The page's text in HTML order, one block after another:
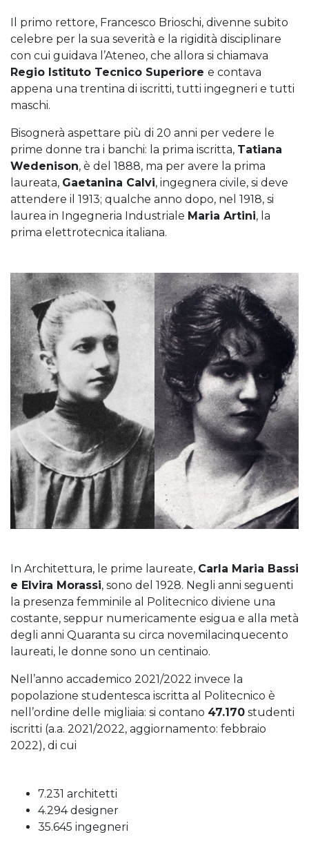
Il primo rettore, Francesco Brioschi, divenne subito
celebre per la sua severità e la rigidità disciplinare
con cui guidava l’Ateneo, che allora si chiamava
Regio Istituto Tecnico Superiore e contava
appena una trentina di iscritti, tutti ingegneri e tutti
maschi.
Bisognerà aspettare più di 20 anni per vedere le
prime donne tra i banchi: la prima iscritta, Tatiana
Wedenison, è del 1888, ma per avere la prima
laureata, Gaetanina Calvi, ingegnera civile, si deve
attendere il 1913; qualche anno dopo, nel 1918, si
laurea in Ingegneria Industriale Maria Artini, la
prima elettrotecnica italiana.
In Architettura, le prime laureate, Carla Maria Bassi
e Elvira Morassi, sono del 1928. Negli anni seguenti
la presenza femminile al Politecnico diviene una
costante, seppur numericamente esigua e alla metà
degli anni Quaranta su circa novemilacinquecento
laureati, le donne sono un centinaio.
Nell’anno accademico 2021/2022 invece la
popolazione studentesca iscritta al Politecnico è
nell’ordine delle migliaia: si contano 47.170 studenti
iscritti (a.a. 2021/2022, aggiornamento: febbraio
2022), di cui
7.231 architetti
4.294 designer
35.645 ingegneri